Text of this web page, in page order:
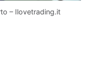
– Ilovetrading.it